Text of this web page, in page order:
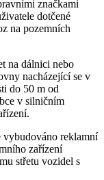
značkami
dotčené
na pozemních
na dálnici nebo
nacházející se v
do 50 m od
v silničním
vybudováno reklamní
zařízení
střetu vozidel s